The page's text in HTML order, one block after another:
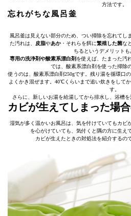
方法です。
忘れがちな風呂釜
風呂釜は見えない部分のため、つい掃除を忘れてし
た汚れは、 皮脂やあか ・それらを餌に繁殖した菌な
ちるというデメリットも
専用の洗浄剤や酸素系漂白剤 を使えば、たまった汚
では、酸素系漂白剤を使った掃除
使うのは、酸素系漂白剤250gです。残り湯を循環口
よくかき混ぜます。40℃くらいまで追い炊きをして
す。
さらに、新しいお湯を給湯してから排水し、浴槽
カビが生えてしまった場
湿気が多く温かいお風呂は、気を付けていてもカビ
を心がけていても、気付くと隅の方に生え
カビが生えたときの対処法を紹介するの